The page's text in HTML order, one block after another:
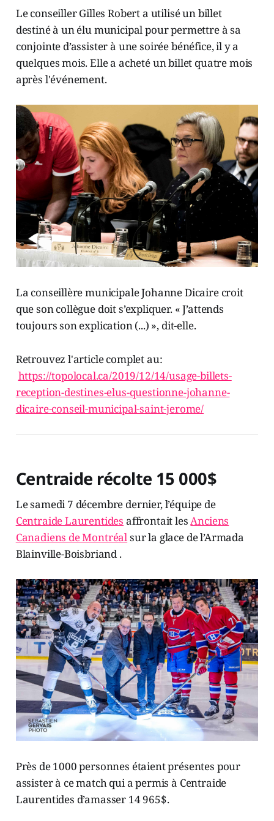
Le conseiller Gilles Robert a utilisé un billet
destiné à un élu municipal pour permettre à sa
conjointe d’assister à une soirée bénéfice, il y a
quelques mois. Elle a acheté un billet quatre mois
après l'événement.
La conseillère municipale Johanne Dicaire croit
que son collègue doit s’expliquer. « J’attends
toujours son explication (...) », dit-elle.
Retrouvez l'article complet au:
https://topolocal.ca/2019/12/14/usage-billets-
reception-destines-elus-questionne-johanne-
dicaire-conseil-municipal-saint-jerome/
Centraide récolte 15 000$
Le samedi 7 décembre dernier, l’équipe de
Centraide Laurentides affrontait les Anciens
Canadiens de Montréal sur la glace de l’Armada
Blainville-Boisbriand .
Près de 1000 personnes étaient présentes pour
assister à ce match qui a permis à Centraide
Laurentides d’amasser 14 965$.